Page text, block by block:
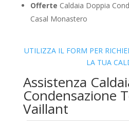
Offerte Caldaia Doppia
Casal Monastero
UTILIZZA IL FORM PER
LA TUA
Assistenza
Condensazione
Vaillant